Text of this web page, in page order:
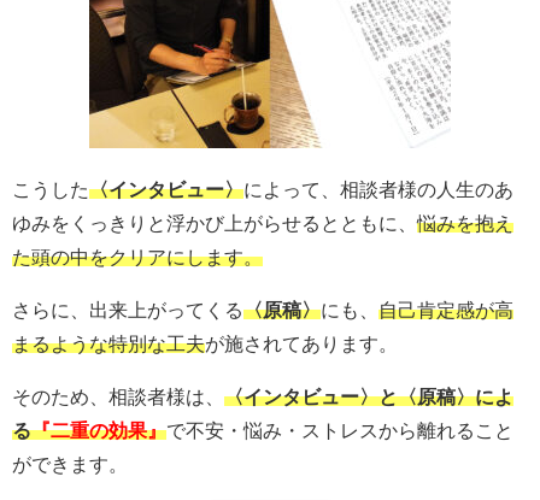
こうした〈インタビュー〉によって、相談者様の人生のあ
ゆみをくっきりと浮かび上がらせるとともに、悩みを抱え
た頭の中をクリアにします。
さらに、出来上がってくる〈原稿〉にも、 自己肯定感が高
まるような特別な工夫が施されてあります。
そのため、相談者様は、 〈インタビュー〉と〈原稿〉によ
る『二重の効果』で不安・悩み・ストレスから離れること
ができます。